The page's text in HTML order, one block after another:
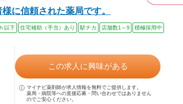
に信頼された薬局です。
以下 住宅補助（手当）あり 駅チカ 店舗数1～9
積極採用中
この求人に興味がある
マイナビ薬剤師が求人情報を無料でご提供します。
薬局・病院等への直接応募・問い合わせではありません
のでご安心ください。